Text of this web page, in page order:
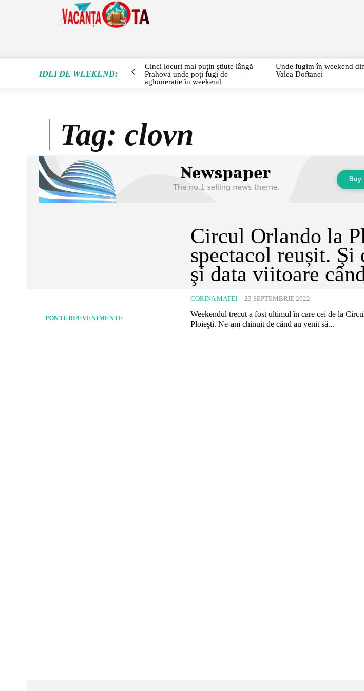
IDEI DE WEEKEND:
Cinci locuri mai puțin știute lângă
Prahova unde poți fugi de
aglomerație în weekend
Unde fugim în weekend
Valea Doftanei
Tag: clovn
PONTURI/EVENIMENTE
Circul Orlando la
spectacol reușit. Şi
şi data viitoare
CORINA MATEI - 23 SEPTEMBRIE 2022
Weekendul trecut a fost ultimul în care cei de la
Ploieşti. Ne-am chinuit de când au venit să...